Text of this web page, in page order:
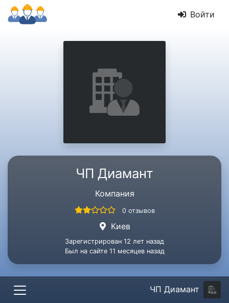
Войти
ЧП Диамант
Компания
0 отзывов
Киев
Зарегистрирован 12 лет назад
Был на сайте 11 месяцев назад
ЧП Диамант